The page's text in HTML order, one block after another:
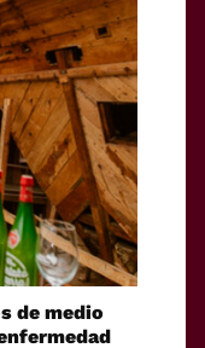
de medio